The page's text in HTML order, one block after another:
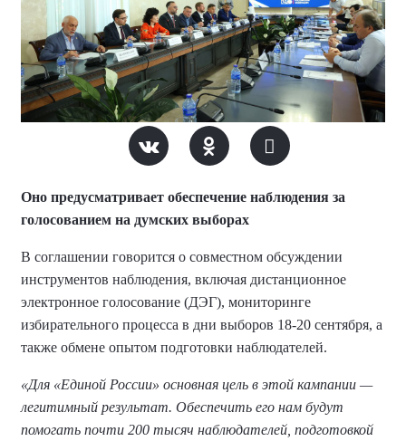
Оно предусматривает обеспечение наблюдения за
голосованием на думских выборах
В соглашении говорится о совместном обсуждении
инструментов наблюдения, включая дистанционное
электронное голосование (ДЭГ), мониторинге
избирательного процесса в дни выборов 18-20 сентября, а
также обмене опытом подготовки наблюдателей.
«Для «Единой России» основная цель в этой кампании —
легитимный результат. Обеспечить его нам будут
помогать почти 200 тысяч наблюдателей, подготовкой